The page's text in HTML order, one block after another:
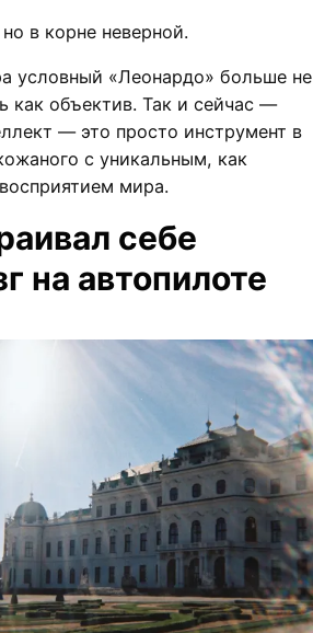
в корне неверной.
условный «Леонардо» больше не
как объектив. Так и сейчас —
— это просто инструмент в
с уникальным, как
мира.
себе
на автопилоте